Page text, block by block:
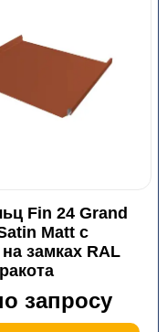
Fin 24 Grand
Matt с
замках RAL
запросу